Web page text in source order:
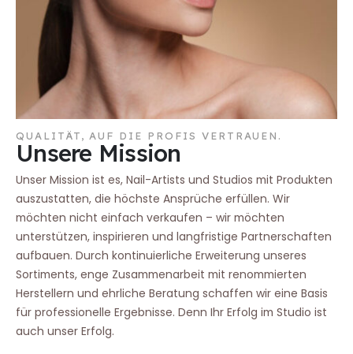
QUALITÄT, AUF DIE PROFIS VERTRAUEN.
Unsere Mission
Unser Mission ist es, Nail-Artists und Studios mit Produkten
auszustatten, die höchste Ansprüche erfüllen. Wir
möchten nicht einfach verkaufen – wir möchten
unterstützen, inspirieren und langfristige Partnerschaften
aufbauen. Durch kontinuierliche Erweiterung unseres
Sortiments, enge Zusammenarbeit mit renommierten
Herstellern und ehrliche Beratung schaffen wir eine Basis
für professionelle Ergebnisse. Denn Ihr Erfolg im Studio ist
auch unser Erfolg.